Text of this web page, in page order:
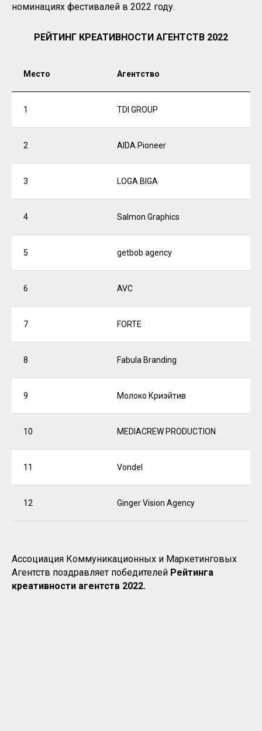
номинациях фестивалей в 2022 году.
РЕЙТИНГ КРЕАТИВНОСТИ АГЕНТСТВ 2022
Место Агентство
1 TDI GROUP
2 AIDA Pioneer
3 LOGA BIGA
4 Salmon Graphics
5 getbob agency
6 AVC
7 FORTE
8 Fabula Branding
9 Молоко Криэйтив
10 MEDIACREW PRODUCTION
11 Vondel
12 Ginger Vision Agency
Ассоциация Коммуникационных и Маркетинговых
Агентств поздравляет победителей Рейтинга
креативности агентств 2022.